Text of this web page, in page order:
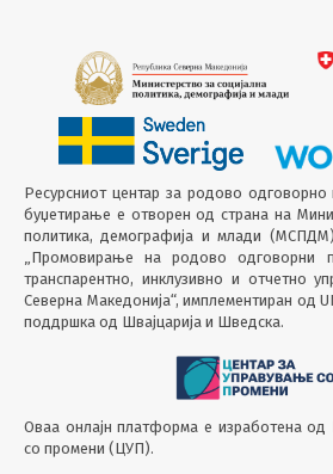
Ресурсниот центар за родово
буџетирање е отворен од страна на
политика, демографија и млади
„Промовирање на родово одговорни
транспарентно, инклузивно и отчетно
Северна Македонија“, имплементиран од
поддршка од Швајцарија и Шведска.
Оваа онлајн платформа е изработена од
со промени (ЦУП).